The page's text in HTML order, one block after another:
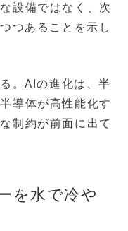
設備ではなく、次
つあることを示し
。AIの進化は、半
導体が高性能化す
制約が前面に出て
を水で冷や